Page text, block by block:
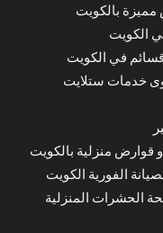
بالكويت
الكويت
في الكويت
خدمات ستلايت
منزلية بالكويت
الفورية الكويت
الحشرات المنزلية